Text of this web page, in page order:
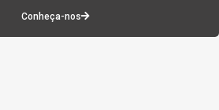
Conheça-nos